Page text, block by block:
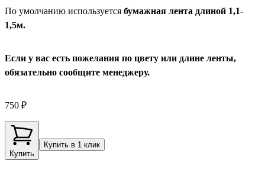
По умолчанию используется бумажная лента длиной 1,1-
1,5м.
Если у вас есть пожелания по цвету или длине ленты,
обязательно сообщите менеджеру.
750 ₽
Купить
Купить в 1 клик